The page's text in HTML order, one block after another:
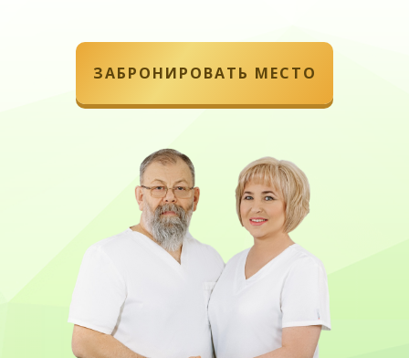
ЗАБРОНИРОВАТЬ МЕСТО